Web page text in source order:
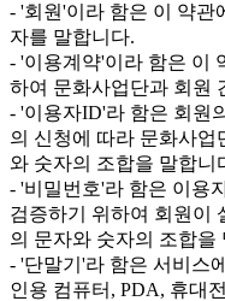
- '회원'이라 함은 이 약관
자를 말합니다.
- '이용계약'이라 함은 이
하여 문화사업단과 회원
- '이용자ID'라 함은 회원
의 신청에 따라 문화사
와 숫자의 조합을 말합니
- '비밀번호'라 함은 이용
검증하기 위하여 회원이
의 문자와 숫자의 조합을
- '단말기'라 함은 서비스
인용 컴퓨터, PDA, 휴대